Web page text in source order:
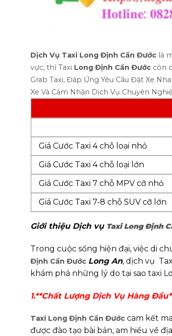
Dịch Vụ Taxi Long Định Cần Đước là
vực, thì Taxi Long Định Cần Đước còn
Grab Taxi, Đáp Ứng Yêu Cầu Đặt Xe
Xe Và Cảm Nhận Dịch Vụ Chuyên
Giá Cước Taxi 4 chỗ loại nhỏ
Giá Cước Taxi 4 chỗ loại lớn
Giá Cước Taxi 7 chỗ MPV cỡ nhỏ
Giá Cước Taxi 7-8 chỗ SUV cỡ lớn
Giới thiệu Dịch vụ Taxi Long Định
Trong cuộc sống hiện đại, việc di
Định Cần Đước Long An, dịch vụ
khám phá những lý do tại sao taxi
1.**Chất Lượng Dịch Vụ Hàng
Taxi Long Định Cần Đước cam kết
được đào tạo bài bản, am hiểu về